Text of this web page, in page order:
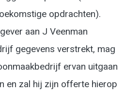
opdrachten).
aan J Veenman
gegevens verstrekt, mag
ervan uitgaan
en zal hij zijn offerte hierop